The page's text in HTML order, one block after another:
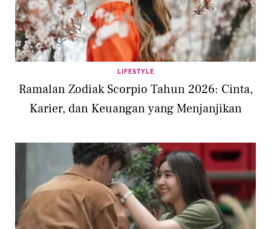
LIFESTYLE
Ramalan Zodiak Scorpio Tahun 2026: Cinta,
Karier, dan Keuangan yang Menjanjikan